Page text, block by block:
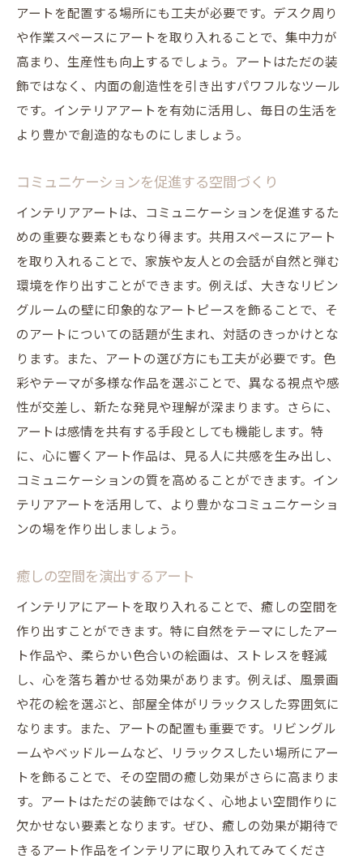
アートを配置する場所にも工夫が必要です。デスク周り
や作業スペースにアートを取り入れることで、集中力が
高まり、生産性も向上するでしょう。アートはただの装
飾ではなく、内面の創造性を引き出すパワフルなツール
です。インテリアアートを有効に活用し、毎日の生活を
より豊かで創造的なものにしましょう。
コミュニケーションを促進する空間づくり
インテリアアートは、コミュニケーションを促進するた
めの重要な要素ともなり得ます。共用スペースにアート
を取り入れることで、家族や友人との会話が自然と弾む
環境を作り出すことができます。例えば、大きなリビン
グルームの壁に印象的なアートピースを飾ることで、そ
のアートについての話題が生まれ、対話のきっかけとな
ります。また、アートの選び方にも工夫が必要です。色
彩やテーマが多様な作品を選ぶことで、異なる視点や感
性が交差し、新たな発見や理解が深まります。さらに、
アートは感情を共有する手段としても機能します。特
に、心に響くアート作品は、見る人に共感を生み出し、
コミュニケーションの質を高めることができます。イン
テリアアートを活用して、より豊かなコミュニケーショ
ンの場を作り出しましょう。
癒しの空間を演出するアート
インテリアにアートを取り入れることで、癒しの空間を
作り出すことができます。特に自然をテーマにしたアー
ト作品や、柔らかい色合いの絵画は、ストレスを軽減
し、心を落ち着かせる効果があります。例えば、風景画
や花の絵を選ぶと、部屋全体がリラックスした雰囲気に
なります。また、アートの配置も重要です。リビングル
ームやベッドルームなど、リラックスしたい場所にアー
トを飾ることで、その空間の癒し効果がさらに高まりま
す。アートはただの装飾ではなく、心地よい空間作りに
欠かせない要素となります。ぜひ、癒しの効果が期待で
きるアート作品をインテリアに取り入れてみてくださ